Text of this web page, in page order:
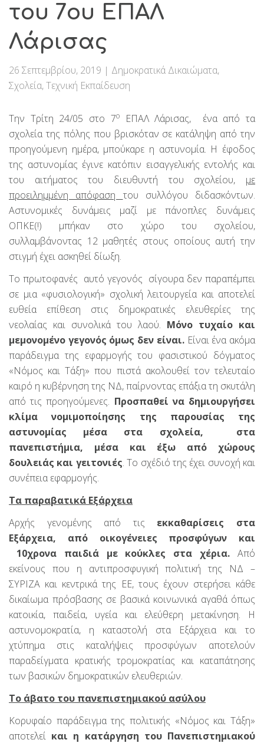
του 7ου ΕΠΑΛ
Λάρισας
26 Σεπτεμβρίου, 2019 | Δημοκρατικά Δικαιώματα,
Σχολεία,Τεχνική Εκπαίδευση
Την Τρίτη 24/05 στο 7οΕΠΑΛ Λάρισας, ένα από τα
σχολεία της πόλης που βρισκόταν σε κατάληψη από την
προηγούμενη ημέρα, μπούκαρε η αστυνομία. Η έφοδος
της αστυνομίας έγινε κατόπιν εισαγγελικής εντολής και
του αιτήματος του διευθυντή του σχολείου, με
προειλημμένη απόφαση του συλλόγου διδασκόντων.
Αστυνομικές δυνάμεις μαζί με πάνοπλες δυνάμεις
ΟΠΚΕ(!) μπήκαν στο χώρο του σχολείου,
συλλαμβάνοντας 12 μαθητές στους οποίους αυτή την
στιγμή έχει ασκηθεί δίωξη.
Το πρωτοφανές αυτό γεγονός σίγουρα δεν παραπέμπει
σε μια «φυσιολογική» σχολική λειτουργεία και αποτελεί
ευθεία επίθεση στις δημοκρατικές ελευθερίες της
νεολαίας και συνολικά του λαού. Μόνο τυχαίο και
μεμονομένο γεγονός όμως δεν είναι.Είναι ένα ακόμα
παράδειγμα της εφαρμογής του φασιστικού δόγματος
«Νόμος και Τάξη» που πιστά ακολουθεί τον τελευταίο
καιρό η κυβέρνηση της ΝΔ, παίρνοντας επάξια τη σκυτάλη
από τις προηγούμενες. Προσπαθεί να δημιουργήσει
κλίμα νομιμοποίησης της παρουσίας της
αστυνομίας μέσα στα σχολεία, στα
πανεπιστήμια, μέσα και έξω από χώρους
δουλειάς και γειτονιές. Το σχέδιό της έχει συνοχή και
συνέπεια εφαρμογής.
Τα παραβατικά Εξάρχεια
Αρχής γενομένης από τις εκκαθαρίσεις στα
Εξάρχεια, από οικογένειες προσφύγων και
10χρονα παιδιά με κούκλες στα χέρια. Από
εκείνους που η αντιπροσφυγική πολιτική της ΝΔ –
ΣΥΡΙΖΑ και κεντρικά της ΕΕ, τους έχουν στερήσει κάθε
δικαίωμα πρόσβασης σε βασικά κοινωνικά αγαθά όπως
κατοικία, παιδεία, υγεία και ελεύθερη μετακίνηση. Η
αστυνομοκρατία, η καταστολή στα Εξάρχεια και το
χτύπημα στις καταλήψεις προσφύγων αποτελούν
παραδείγματα κρατικής τρομοκρατίας και καταπάτησης
των βασικών δημοκρατικών ελευθεριών.
Το άβατο του πανεπιστημιακού ασύλου
Κορυφαίο παράδειγμα της πολιτικής «Νόμος και Τάξη»
αποτελεί και η κατάργηση του Πανεπιστημιακού